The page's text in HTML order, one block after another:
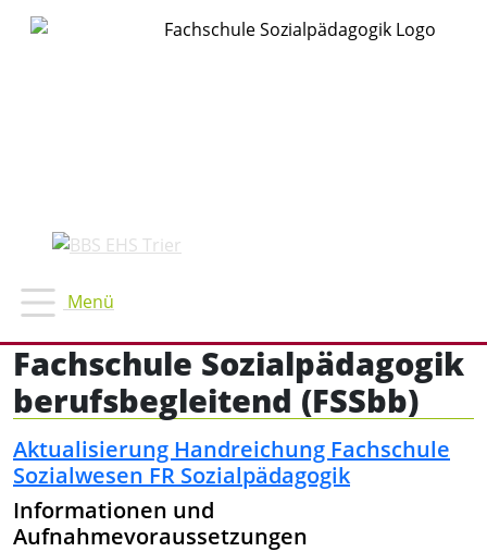
Fachschule Sozialpädagogik
berufsbegleitend (FSSbb)
Aktualisierung Handreichung Fachschule
Sozialwesen FR Sozialpädagogik
Informationen und
Aufnahmevoraussetzungen